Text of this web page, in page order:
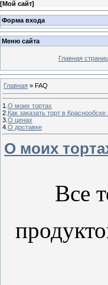
[Мой сайт]
Форма входа
Меню сайта
Главная
Главная » FAQ
1. О моих тортах
2. Как заказать торт в
3. О ценах
4. О доставке
О моих
Все